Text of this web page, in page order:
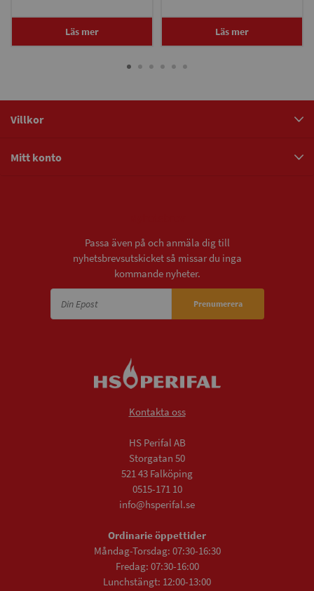
Läs mer Läs mer
Villkor
Mitt konto
Passa även på och anmäla dig till
nyhetsbrevsutskicket så missar du inga
kommande nyheter.
Prenumerera
Kontakta oss
HS Perifal AB
Storgatan 50
521 43 Falköping
0515-171 10
info@hsperifal.se
Ordinarie öppettider
Måndag-Torsdag: 07:30-16:30
Fredag: 07:30-16:00
Lunchstängt: 12:00-13:00